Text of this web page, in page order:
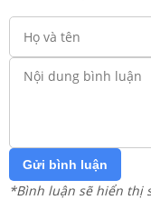
Gửi bình luận
*Bình luận sẽ hiển thị